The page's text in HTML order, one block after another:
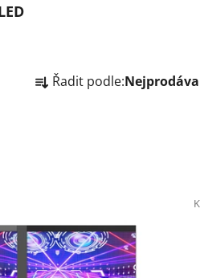
Ř
a
o
d
Řadit podle: